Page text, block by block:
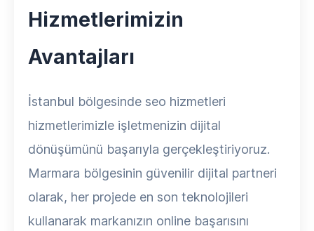
Hizmetlerimizin
Avantajları
İstanbul bölgesinde seo hizmetleri
hizmetlerimizle işletmenizin dijital
dönüşümünü başarıyla gerçekleştiriyoruz.
Marmara bölgesinin güvenilir dijital partneri
olarak, her projede en son teknolojileri
kullanarak markanızın online başarısını